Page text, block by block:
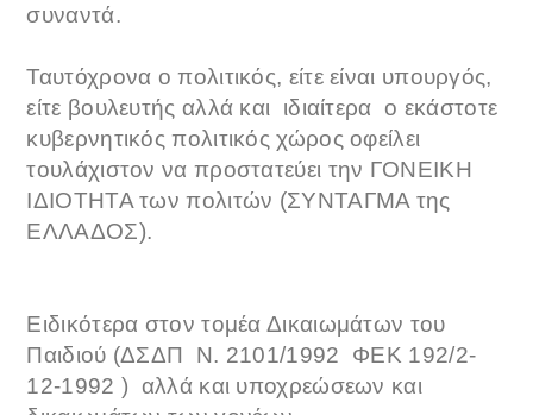
συναντά.
Ταυτόχρονα ο πολιτικός, είτε είναι υπουργός,
είτε βουλευτής αλλά και ιδιαίτερα ο εκάστοτε
κυβερνητικός πολιτικός χώρος οφείλει
τουλάχιστον να προστατεύει την ΓΟΝΕΙΚΗ
ΙΔΙΟΤΗΤΑ των πολιτών (ΣΥΝΤΑΓΜΑ της
ΕΛΛΑΔΟΣ).
Ειδικότερα στον τομέα Δικαιωμάτων του
Παιδιού (ΔΣΔΠ Ν. 2101/1992 ΦΕΚ 192/2-
12-1992 ) αλλά και υποχρεώσεων και